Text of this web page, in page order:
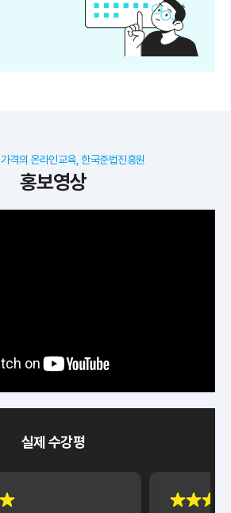
격의 온라인교육, 한국준법진흥원
홍보영상
실제 수강평